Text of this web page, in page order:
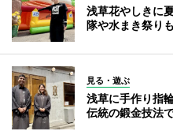
浅草花やしきに
隊や水まき祭りも
見る・遊ぶ
浅草に手作り指
伝統の鍛金技法